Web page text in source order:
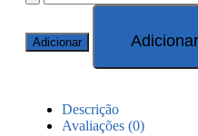
Adicionar Adicionar
Descrição
Avaliações (0)